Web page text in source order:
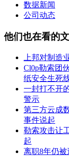
数据新闻
公司动态
他们也在看的
上邦对制造
Cl0p勒索团
纸安全生死
一封打不开
警示
第三方云成
事件说起
勒索攻击让
起
离职8年仍